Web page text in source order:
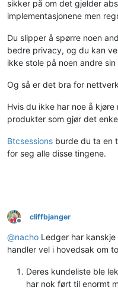
sikker på om det gjelder
implementasjonene men
Du slipper å spørre noen
bedre privacy, og du kan
ikke stole på noen andre sin
Og så er det bra for
Hvis du ikke har noe å
produkter som gjør det
Btcsessions burde du ta en
for seg alle disse tingene.
Frakoblet
cliffbjanger
@nacho Ledger har
handler vel i hovedsak om
Deres kundeliste ble
har nok ført til enormt